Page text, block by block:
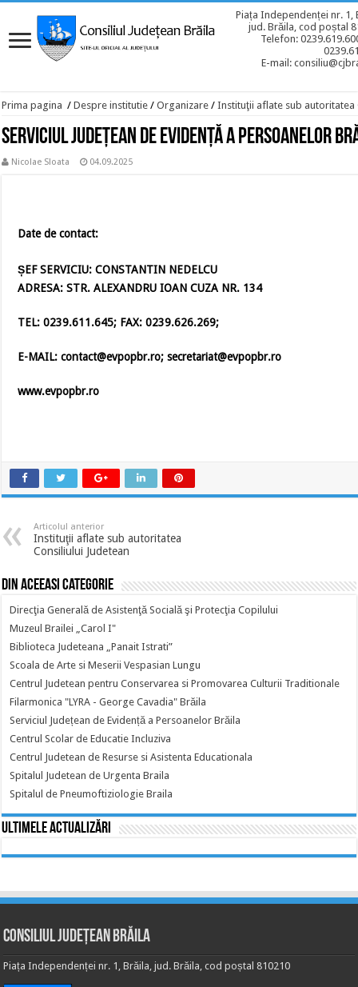
Piața Independenței nr. 1,
jud. Brăila, cod poștal
Telefon:
E-mail:
Prima pagina / Despre institutie / Organizare / Instituţii aflate sub autoritatea
Serviciul Județean de Evidență a Persoanelor
Nicolae Sloata 04.09.2025
Date de contact:
ȘEF SERVICIU: CONSTANTIN NEDELCU
ADRESA: STR. ALEXANDRU IOAN CUZA NR. 134
TEL: 0239.611.645; FAX: 0239.626.269;
E-MAIL:contact@evpopbr.ro; secretariat@evpopbr.ro
www.evpopbr.ro
Articolul anterior
Instituţii aflate sub autoritatea
Consiliului Judetean
Din aceeasi categorie
Direcţia Generală de Asistenţă Socială şi Protecţia Copilului
Muzeul Brailei „Carol I"
Biblioteca Judeteana „Panait Istrati”
Scoala de Arte si Meserii Vespasian Lungu
Centrul Judetean pentru Conservarea si Promovarea Culturii Traditionale
Filarmonica "LYRA - George Cavadia" Brăila
Serviciul Județean de Evidență a Persoanelor Brăila
Centrul Scolar de Educatie Incluziva
Centrul Judetean de Resurse si Asistenta Educationala
Spitalul Judetean de Urgenta Braila
Spitalul de Pneumoftiziologie Braila
Ultimele actualizări
Consiliul Județean Brăila
Piața Independenței nr. 1, Brăila, jud. Brăila, cod poștal 810210